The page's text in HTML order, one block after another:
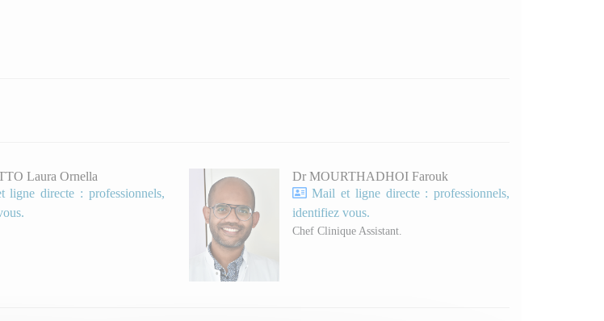
Laura Ornella
ligne directe : professionnels,
Dr MOURTHADHOI Farouk
Mail et ligne directe : professionnels,
identifiez vous.
Chef Clinique Assistant.